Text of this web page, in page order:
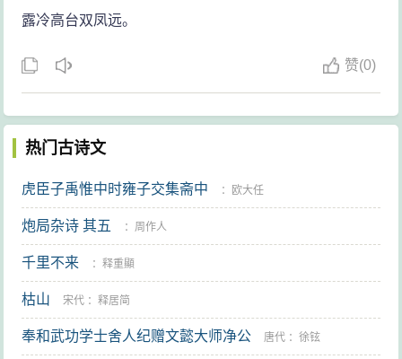
露冷高台双凤远。
赞(0)
热门古诗文
虎臣子禹惟中时雍子交集斋中 ： 欧大任
炮局杂诗 其五 ： 周作人
千里不来 ：释重顯
枯山 宋代 ：释居简
奉和武功学士舍人纪赠文懿大师净公 唐代 ：徐铉